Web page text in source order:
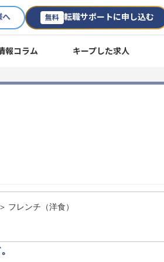
へ 無料 転職サポートに申し込む
報コラム キープした求人
フレンチ（洋食）